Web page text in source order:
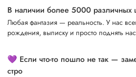
В наличии более 5000 различных
Любая фантазия — реальность. У нас
рождения, выписку и просто поднять
💜 Если что-то пошло не так —
стро